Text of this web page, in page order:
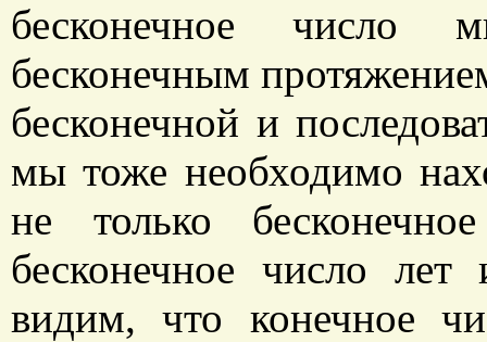
бесконечное число
бесконечным
бесконечной и
мы тоже необходимо
не только
бесконечное число
видим, что конечное